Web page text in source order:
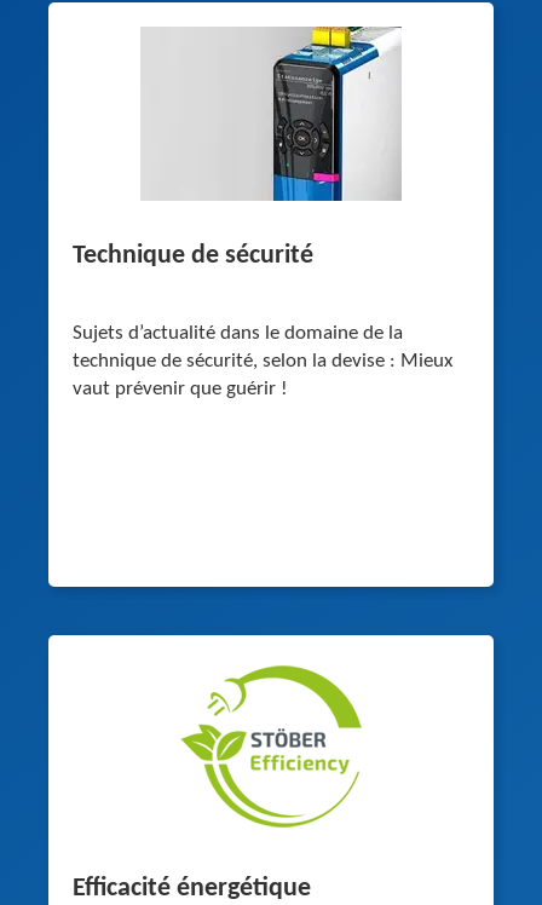
Technique de sécurité
Sujets d’actualité dans le domaine de la
technique de sécurité, selon la devise : Mieux
vaut prévenir que guérir !
Efficacité énergétique